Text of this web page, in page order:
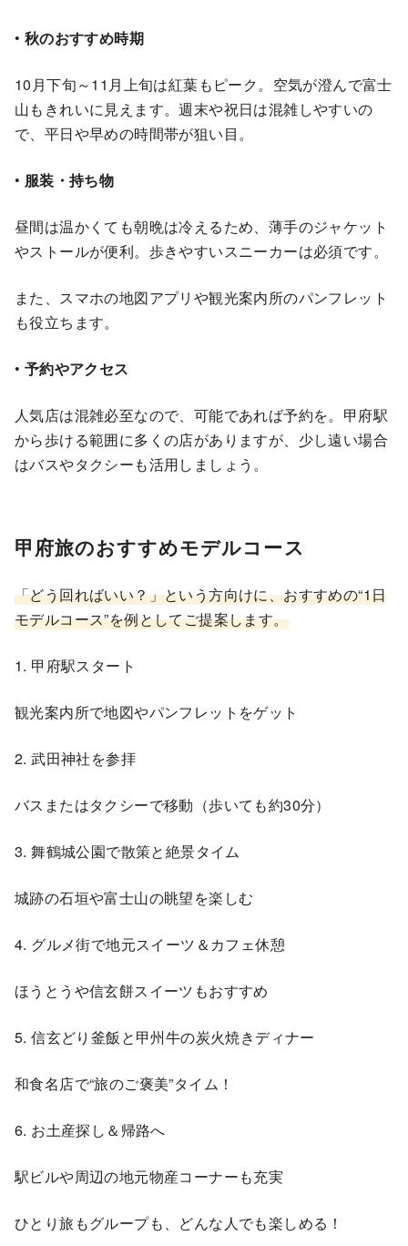
• 秋のおすすめ時期
10月下旬～11月上旬は紅葉もピーク。空気が澄んで富士
山もきれいに見えます。週末や祝日は混雑しやすいの
で、平日や早めの時間帯が狙い目。
• 服装・持ち物
昼間は温かくても朝晩は冷えるため、薄手のジャケット
やストールが便利。歩きやすいスニーカーは必須です。
また、スマホの地図アプリや観光案内所のパンフレット
も役立ちます。
• 予約やアクセス
人気店は混雑必至なので、可能であれば予約を。甲府駅
から歩ける範囲に多くの店がありますが、少し遠い場合
はバスやタクシーも活用しましょう。
甲府旅のおすすめモデルコース
「どう回ればいい？」という方向けに、おすすめの“1日
モデルコース”を例としてご提案します。
1. 甲府駅スタート
観光案内所で地図やパンフレットをゲット
2. 武田神社を参拝
バスまたはタクシーで移動（歩いても約30分）
3. 舞鶴城公園で散策と絶景タイム
城跡の石垣や富士山の眺望を楽しむ
4. グルメ街で地元スイーツ＆カフェ休憩
ほうとうや信玄餅スイーツもおすすめ
5. 信玄どり釜飯と甲州牛の炭火焼きディナー
和食名店で“旅のご褒美”タイム！
6. お土産探し＆帰路へ
駅ビルや周辺の地元物産コーナーも充実
ひとり旅もグループも、どんな人でも楽しめる！